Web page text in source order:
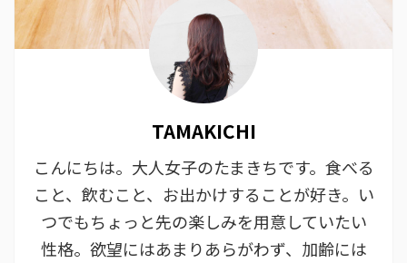
TAMAKICHI
こんにちは。大人女子のたまきちです。食べる
こと、飲むこと、お出かけすることが好き。い
つでもちょっと先の楽しみを用意していたい
性格。欲望にはあまりあらがわず、加齢には